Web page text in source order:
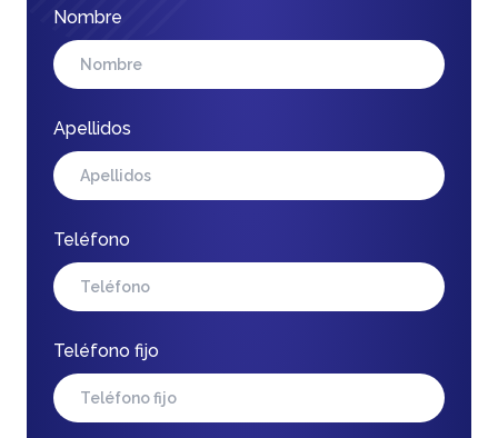
Nombre
Apellidos
Teléfono
Teléfono fijo